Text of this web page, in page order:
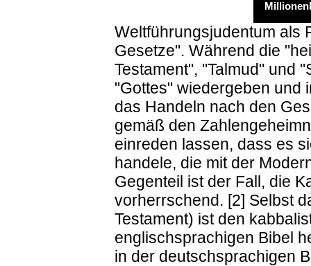
Weltführungsjudentum als
Gesetze". Während die
Testament", "Talmud" und
"Gottes" wiedergeben und
das Handeln nach den
gemäß den
einreden lassen, dass es
handele, die mit der
Gegenteil ist der Fall, die
vorherrschend. [2] Selbst
Testament) ist den
englischsprachigen Bibel
in der deutschsprachigen